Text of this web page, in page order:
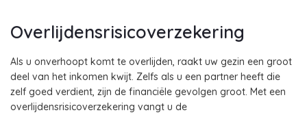
Overlijdensrisicoverzekering
Als u onverhoopt komt te overlijden, raakt uw gezin een groot
deel van het inkomen kwijt. Zelfs als u een partner heeft die
zelf goed verdient, zijn de financiële gevolgen groot. Met een
overlijdensrisicoverzekering vangt u de